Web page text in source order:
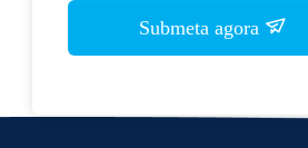
Submeta agora